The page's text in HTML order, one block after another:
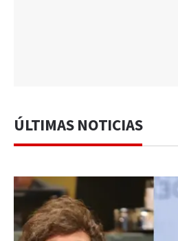
ÚLTIMAS NOTICIAS